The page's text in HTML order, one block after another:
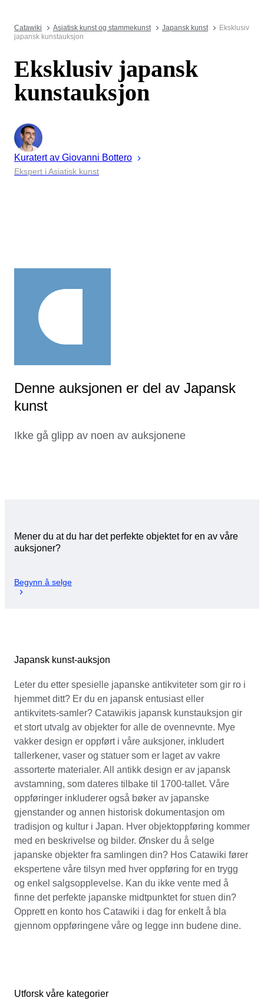
Catawiki Asiatisk kunst og stammekunst Japansk kunst
Eksklusiv
japansk kunstauksjon
Eksklusiv japansk
kunstauksjon
Kuratert av Giovanni Bottero
Ekspert i Asiatisk kunst
Denne auksjonen er del av Japansk
kunst
Ikke gå glipp av noen av auksjonene
Mener du at du har det perfekte objektet for en av våre
auksjoner?
Begynn å selge
Japansk kunst-auksjon
Leter du etter spesielle japanske antikviteter som gir ro i
hjemmet ditt? Er du en japansk entusiast eller
antikvitets-samler? Catawikis japansk kunstauksjon gir
et stort utvalg av objekter for alle de ovennevnte. Mye
vakker design er oppført i våre auksjoner, inkludert
tallerkener, vaser og statuer som er laget av vakre
assorterte materialer. All antikk design er av japansk
avstamning, som dateres tilbake til 1700-tallet. Våre
oppføringer inkluderer også bøker av japanske
gjenstander og annen historisk dokumentasjon om
tradisjon og kultur i Japan. Hver objektoppføring kommer
med en beskrivelse og bilder. Ønsker du å selge
japanske objekter fra samlingen din? Hos Catawiki fører
ekspertene våre tilsyn med hver oppføring for en trygg
og enkel salgsopplevelse. Kan du ikke vente med å
finne det perfekte japanske midtpunktet for stuen din?
Opprett en konto hos Catawiki i dag for enkelt å bla
gjennom oppføringene våre og legge inn budene dine.
Utforsk våre kategorier